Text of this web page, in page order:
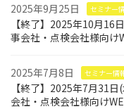
2025年9月25日 セミナー
【終了】2025年10月16
事会社・点検会社様向け
2025年7月8日 セミナー情
【終了】2025年7月31
会社・点検会社様向け